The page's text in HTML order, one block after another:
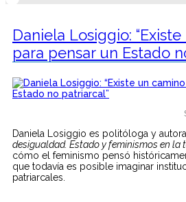
Daniela Losiggio:
para pensar un Estado
Daniela Losiggio es politóloga y
desigualdad. Estado y feminismos en la
cómo el feminismo pensó
que todavía es posible imaginar
patriarcales.